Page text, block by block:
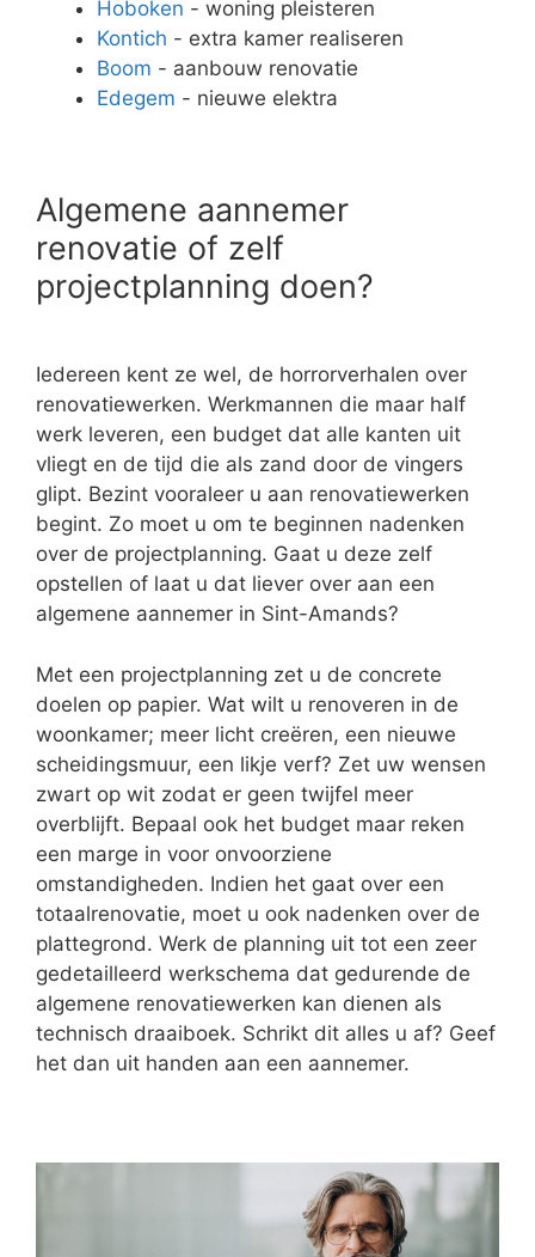
Hoboken - woning pleisteren
Kontich - extra kamer realiseren
Boom - aanbouw renovatie
Edegem - nieuwe elektra
Algemene aannemer
renovatie of zelf
projectplanning doen?
Iedereen kent ze wel, de horrorverhalen over
renovatiewerken. Werkmannen die maar half
werk leveren, een budget dat alle kanten uit
vliegt en de tijd die als zand door de vingers
glipt. Bezint vooraleer u aan renovatiewerken
begint. Zo moet u om te beginnen nadenken
over de projectplanning. Gaat u deze zelf
opstellen of laat u dat liever over aan een
algemene aannemer in Sint-Amands?
Met een projectplanning zet u de concrete
doelen op papier. Wat wilt u renoveren in de
woonkamer; meer licht creëren, een nieuwe
scheidingsmuur, een likje verf? Zet uw wensen
zwart op wit zodat er geen twijfel meer
overblijft. Bepaal ook het budget maar reken
een marge in voor onvoorziene
omstandigheden. Indien het gaat over een
totaalrenovatie, moet u ook nadenken over de
plattegrond. Werk de planning uit tot een zeer
gedetailleerd werkschema dat gedurende de
algemene renovatiewerken kan dienen als
technisch draaiboek. Schrikt dit alles u af? Geef
het dan uit handen aan een aannemer.